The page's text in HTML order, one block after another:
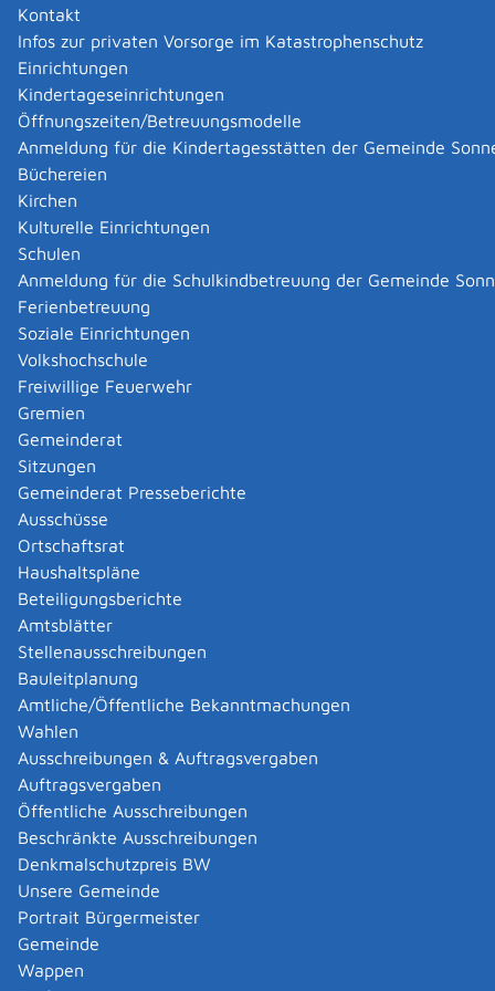
Kontakt
Infos zur privaten Vorsorge im Katastrophenschutz
Einrichtungen
Kindertageseinrichtungen
Öffnungszeiten/Betreuungsmodelle
Anmeldung für die Kindertagesstätten der Gemeinde
Büchereien
Kirchen
Kulturelle Einrichtungen
Schulen
Anmeldung für die Schulkindbetreuung der Gemeinde
Ferienbetreuung
Soziale Einrichtungen
Volkshochschule
Freiwillige Feuerwehr
Gremien
Gemeinderat
Sitzungen
Gemeinderat Presseberichte
Ausschüsse
Ortschaftsrat
Haushaltspläne
Beteiligungsberichte
Amtsblätter
Stellenausschreibungen
Bauleitplanung
Amtliche/Öffentliche Bekanntmachungen
Wahlen
Ausschreibungen & Auftragsvergaben
Auftragsvergaben
Öffentliche Ausschreibungen
Beschränkte Ausschreibungen
Denkmalschutzpreis BW
Unsere Gemeinde
Portrait Bürgermeister
Gemeinde
Wappen
Zusammen mit anderen Bürgerinnen und Bürgern
können Sie in diesen Angelegenheiten ein
Volksbegehren einleiten (Zulassungsverfahren). Dies ist
auch mit Hilfe einer bestehenden Organisation oder
einer neu gegründeten Initiative möglich.
Das Volksgesetzgebungsverfahren gliedert sich in drei
Stufen:
Zulassungsverfahren zum Volksbegehren beim
Innenministerium
Hierfür benötigen Sie einen Gesetzentwurf mit
mindestens 10.000 Unterstützungsunterschriften.
Durchführung des Volksbegehrens
Das Volksbegehren wird durch die Ausgabe von
Eintragungsblättern durch die Vertrauensleute der
Antragsteller oder Personen, die von ihnen dazu
ermächtigt sind (freie Sammlung), und Auflegung
von Eintragungslisten in den Gemeinden (amtliche
Sammlung) durchgeführt. Die amtliche Sammlung
erstreckt sich über drei Monate, die freie Sammlung
über sechs Monate.
Das Volksbegehren muss von mindestens einem
Zehntel aller baden-württembergischen
Wahlberechtigten gestellt werden. Maßgeblich für
die Erfüllung des Quorums von einem Zehntel der
Wahlberechtigten ist die Anzahl der
Wahlberechtigten bei der letzten Landtagswahl
oder Volksabstimmung. Maßgeblich für die
Erfüllung des Quorums von einem Zehntel der
Wahlberechtigten ist die Anzahl der
Wahlberechtigten bei der letzten Landtagswahl
oder Volksabstimmung. Daher sind derzeit rund
770.000 Unterschriften erforderlich.
Ist das Volksbegehren erfolgreich, aber der Landtag
nimmt den Gesetzentwurf nicht an, findet die
Volksabstimmung statt. Die Stimmberechtigten
können mit "Ja" oder "Nein" über den
Gesetzentwurf abstimmen. Stimmberechtigt ist,